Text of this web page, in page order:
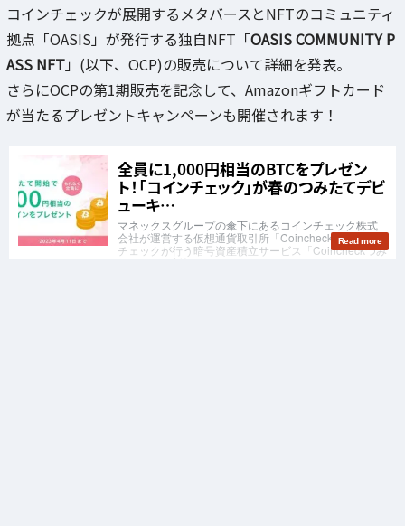
コインチェックが展開するメタバースとNFTのコミュニティ
拠点「OASIS」が発行する独自NFT「OASIS COMMUNITY P
ASS NFT」(以下、OCP)の販売について詳細を発表。
さらにOCPの第1期販売を記念して、Amazonギフトカード
が当たるプレゼントキャンペーンも開催されます！